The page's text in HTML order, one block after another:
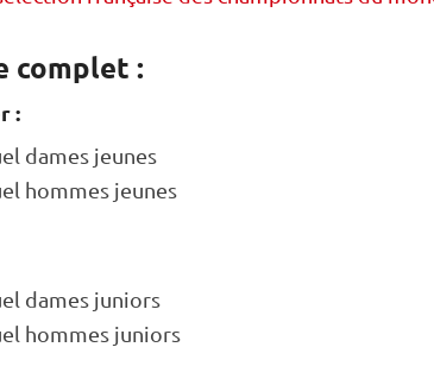
complet :
:
dames jeunes
hommes jeunes
dames juniors
hommes juniors